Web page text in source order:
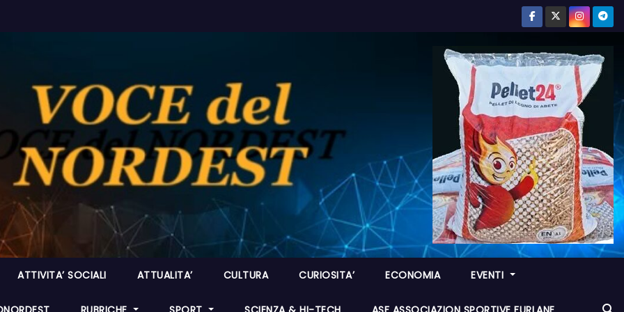
ATTIVITA’ SOCIALI ATTUALITA’ CULTURA CURIOSITA’ ECONOMIA EVENTI